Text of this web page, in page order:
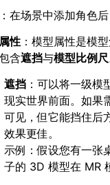
在场景中添加角色
性 ：模型属性是模
含遮挡与模型比例尺
遮挡 ：可以将一级
现实世界前面。如果
可见，但它能挡住后
效果更佳。
示例：假设您有一张
子的 3D 模型在 MR